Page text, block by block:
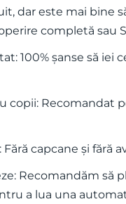
dar este mai bine
completă sau
100% șanse să iei
copii: Recomandat
capcane și fără
Recomandăm să
a lua una